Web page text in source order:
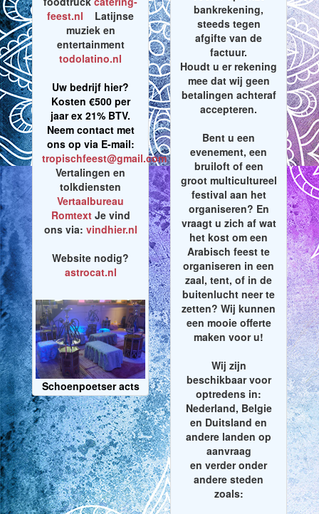
feest.nl Latijnse
muziek en
entertainment
todolatino.nl
Uw bedrijf hier?
Kosten €500 per
jaar ex 21% BTV.
Neem contact met
ons op via E-mail:
tropischfeest@gmail.com
Vertalingen en
tolkdiensten
Vertaalbureau
RomtextJe vind
ons via: vindhier.nl
Website nodig?
astrocat.nl
Schoenpoetser acts
bankrekening,
steeds tegen
afgifte van de
factuur.
Houdt u er rekening
mee dat wij geen
betalingen achteraf
accepteren.
Bent u een
evenement, een
bruiloft of een
groot multicultureel
festival aan het
organiseren? En
vraagt u zich af wat
het kost om een
Arabisch feest te
organiseren in een
zaal, tent, of in de
buitenlucht neer te
zetten? Wij kunnen
een mooie offerte
maken voor u!
Wij zijn
beschikbaar voor
optredens in:
Nederland, Belgie
en Duitsland en
andere landen op
aanvraag
en verder onder
andere steden
zoals: